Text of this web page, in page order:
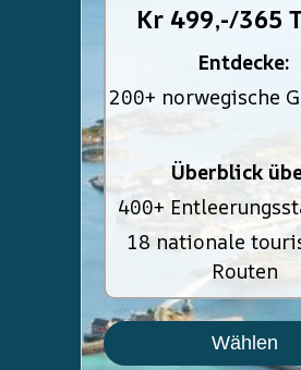
Kr 499,-/365
Entdecke:
200+ norwegische
Überblick
400+
18 nationale
Routen
Wählen